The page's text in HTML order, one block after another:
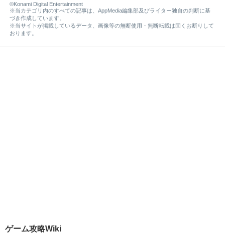
©Konami Digital Entertainment
※当カテゴリ内のすべての記事は、AppMedia編集部及びライター独自の判断に基
づき作成しています。
※当サイトが掲載しているデータ、画像等の無断使用・無断転載は固くお断りして
おります。
ゲーム攻略Wiki